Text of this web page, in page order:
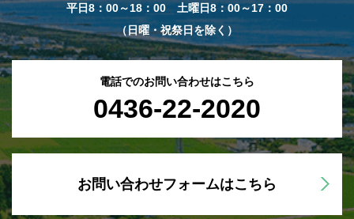
平日8：00～18：00 土曜日8：00～17：00
（日曜・祝祭日を除く）
電話でのお問い合わせはこちら
0436-22-2020
お問い合わせフォームはこちら